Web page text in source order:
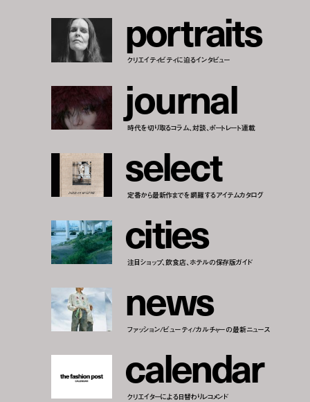
portraits
クリエイティビティに迫るインタビュー
journal
時代を切り取るコラム、対談、ポートレート連載
select
定番から最新作までを網羅するアイテムカタログ
cities
注目ショップ、飲食店、ホテルの保存版ガイド
news
ファッション/ビューティ/カルチャーの最新ニュース
calendar
クリエイターによる日替わりレコメンド